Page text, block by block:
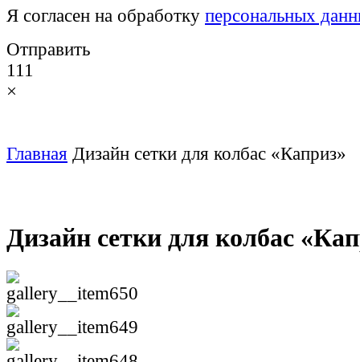
Я согласен на обработку персональных
Отправить
111
×
Главная Дизайн сетки для колбас «Каприз»
Дизайн сетки для колбас